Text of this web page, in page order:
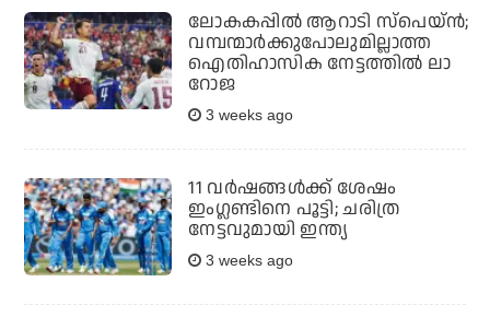
ലോകകപ്പില്‍ ആറാടി സ്‌പെയ്ന്‍;
വമ്പന്മാര്‍ക്കുപോലുമില്ലാത്ത
ഐതിഹാസിക നേട്ടത്തില്‍ ലാ
റോജ
3 weeks ago
11 വര്‍ഷങ്ങള്‍ക്ക് ശേഷം
ഇംഗ്ലണ്ടിനെ പൂട്ടി; ചരിത്ര
നേട്ടവുമായി ഇന്ത്യ
3 weeks ago